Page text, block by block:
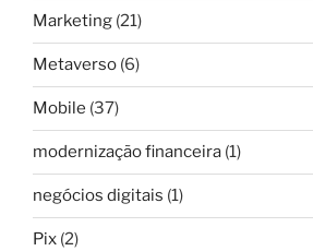
Marketing (21)
Metaverso (6)
Mobile (37)
modernização financeira (1)
negócios digitais (1)
Pix (2)